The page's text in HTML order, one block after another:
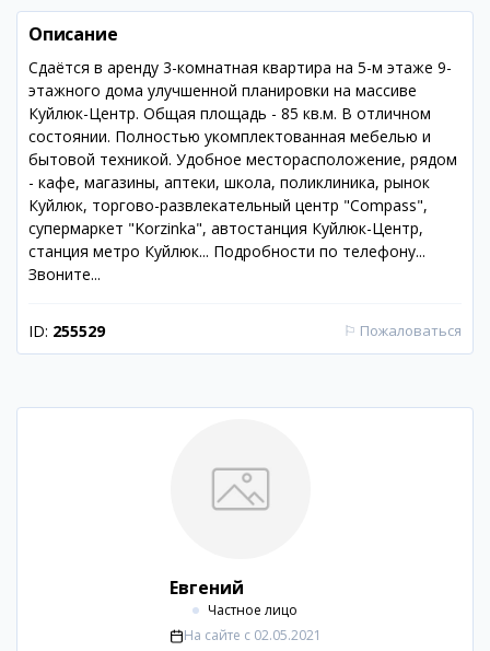
Описание
Сдаётся в аренду 3-комнатная квартира на 5-м этаже 9-
этажного дома улучшенной планировки на массиве
Куйлюк-Центр. Общая площадь - 85 кв.м. В отличном
состоянии. Полностью укомплектованная мебелью и
бытовой техникой. Удобное месторасположение, рядом
- кафе, магазины, аптеки, школа, поликлиника, рынок
Куйлюк, торгово-развлекательный центр "Compass",
супермаркет "Korzinka", автостанция Куйлюк-Центр,
станция метро Куйлюк... Подробности по телефону...
Звоните...
ID: 255529 ⚐ Пожаловаться
Евгений
Частное лицо
На сайте с 02.05.2021